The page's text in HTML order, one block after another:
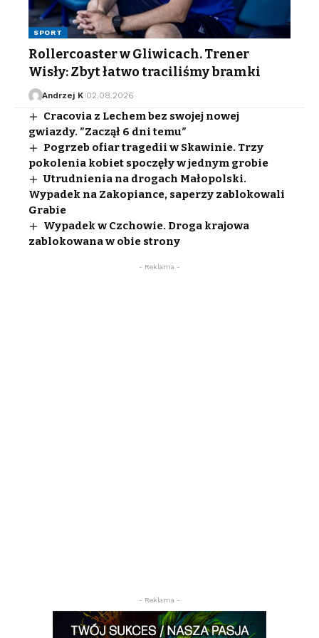
SPORT
Rollercoaster w Gliwicach. Trener
Wisły: Zbyt łatwo traciliśmy bramki
Andrzej K 02.08.2026
Cracovia z Lechem bez swojej nowej
gwiazdy. ″Zaczął 6 dni temu″
Pogrzeb ofiar tragedii w Skawinie. Trzy
pokolenia kobiet spoczęły w jednym grobie
Utrudnienia na drogach Małopolski.
Wypadek na Zakopiance, saperzy zablokowali
Grabie
Wypadek w Czchowie. Droga krajowa
zablokowana w obie strony
- Reklama -
- Reklama -